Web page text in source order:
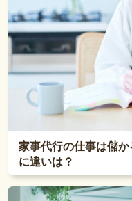
家事代行の仕事は儲
に違いは？